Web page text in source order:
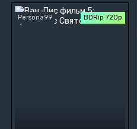
Persona99 BDRip 720p